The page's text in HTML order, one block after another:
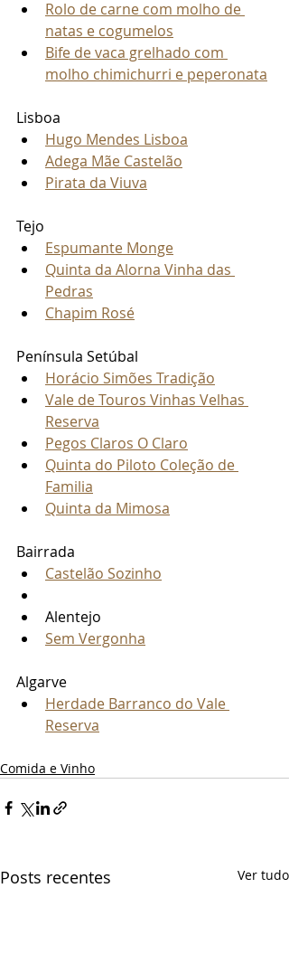
Rolo de carne com molho de
natas e cogumelos
Bife de vaca grelhado com
molho chimichurri e peperonata
Lisboa
Hugo Mendes Lisboa
Adega Mãe Castelão
Pirata da Viuva
Tejo
Espumante Monge
Quinta da Alorna Vinha das
Pedras
Chapim Rosé
Península Setúbal
Horácio Simões Tradição
Vale de Touros Vinhas Velhas
Reserva
Pegos Claros O Claro
Quinta do Piloto Coleção de
Familia
Quinta da Mimosa
Bairrada
Castelão Sozinho
Alentejo
Sem Vergonha
Algarve
Herdade Barranco do Vale
Reserva
Comida e Vinho
Posts recentes Ver tudo